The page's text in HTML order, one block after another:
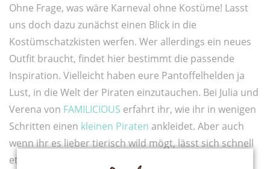
Ohne Frage, was wäre Karneval ohne Kostüme! Lasst
uns doch dazu zunächst einen Blick in die
Kostümschatzkisten werfen. Wer allerdings ein neues
Outfit braucht, findet hier bestimmt die passende
Inspiration. Vielleicht haben eure Pantoffelhelden ja
Lust, in die Welt der Piraten einzutauchen. Bei Julia und
Verena von FAMILICIOUS erfahrt ihr, wie ihr in wenigen
Schritten einen kleinen Piraten ankleidet. Aber auch
wenn ihr es lieber tierisch wild mögt, lässt sich schnell
etwas Schönes aus dem Hut zaubern. Bei der lieben